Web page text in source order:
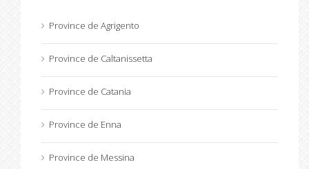
Province de Agrigento
Province de Caltanissetta
Province de Catania
Province de Enna
Province de Messina